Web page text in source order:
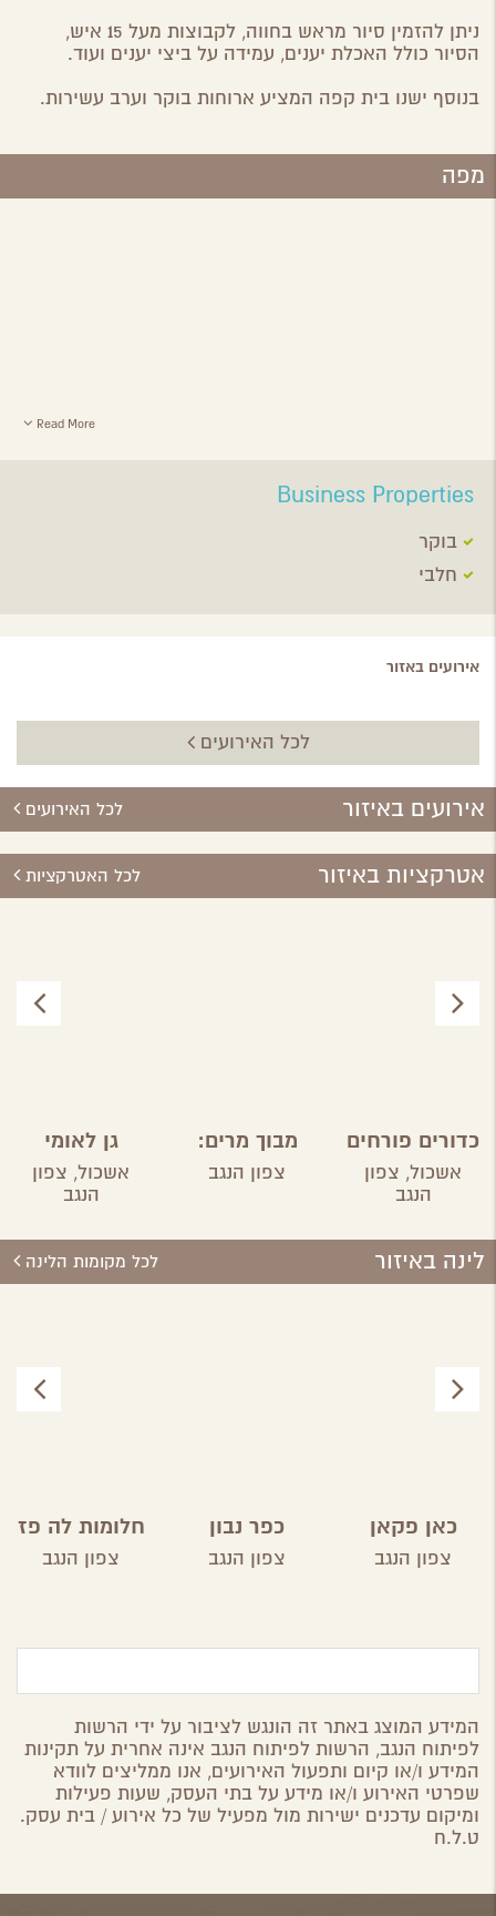
ניתן להזמין סיור מראש בחווה, לקבוצות מעל 15 איש,
הסיור כולל האכלת יענים, עמידה על ביצי יענים ועוד.
בנוסף ישנו בית קפה המציע ארוחות בוקר וערב עשירות.
מפה
Read More
Business Properties
בוקר
חלבי
אירועים באזור
לכל האירועים
אירועים באיזור לכל האירועים
אטרקציות באיזור לכל האטרקציות
כדורים פורחים
ברוחמה
אשכול, צפון
הנגב
מבוך מרים:
בשביל
הבשמים
במושב ניר
צפון הנגב
גן לאומי
אשכול
אשכול, צפון
הנגב
לינה באיזור לכל מקומות הלינה
כאן פקאן
צפון הנגב
כפר נבון
צפון הנגב
חלומות לה פז
צפון הנגב
המידע המוצג באתר זה הונגש לציבור על ידי הרשות
לפיתוח הנגב, הרשות לפיתוח הנגב אינה אחרית על תקינות
המידע ו/או קיום ותפעול האירועים, אנו ממליצים לוודא
שפרטי האירוע ו/או מידע על בתי העסק, שעות פעילות
ומיקום עדכנים ישירות מול מפעיל של כל אירוע / בית עסק.
ט.ל.ח